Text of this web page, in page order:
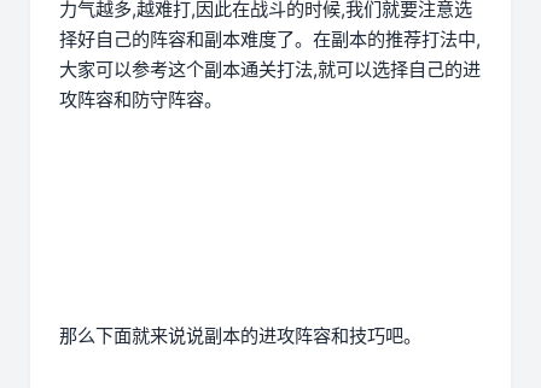
力气越多,越难打,因此在战斗的时候,我们就要注意选
择好自己的阵容和副本难度了。在副本的推荐打法中,
大家可以参考这个副本通关打法,就可以选择自己的进
攻阵容和防守阵容。
那么下面就来说说副本的进攻阵容和技巧吧。